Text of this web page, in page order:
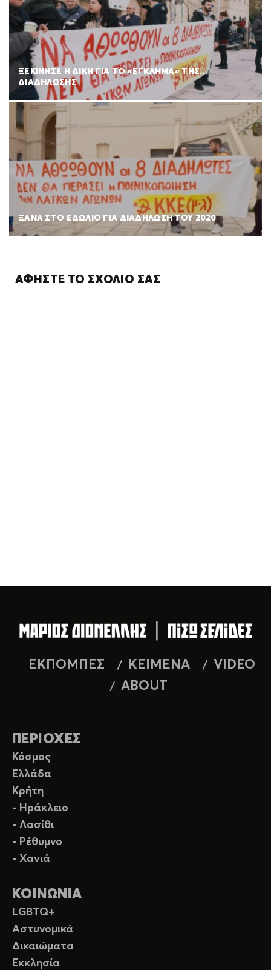
ΞΕΚΙΝΗΣΕ Η ΔΙΚΗ ΓΙΑ ΤΟ «ΕΓΚΛΗΜΑ» ΤΗΣ…
ΔΙΑΔΗΛΩΣΗΣ
ΞΑΝΑ ΣΤΟ ΕΔΩΛΙΟ ΓΙΑ ΔΙΑΔΗΛΩΣΗ ΤΟΥ 2020
ΑΦΉΣΤΕ ΤΟ ΣΧΌΛΙΌ ΣΑΣ
ΕΚΠΟΜΠΕΣ ΚΕΙΜΕΝΑ
VIDEO
ABOUT
ΠΕΡΙΟΧΕΣ
Κόσμος
Ελλάδα
Κρήτη
- Ηράκλειο
- Λασίθι
- Ρέθυμνο
- Χανιά
ΚΟΙΝΩΝΙΑ
LGBTQ+
Αστυνομικά
Δικαιώματα
Εκκλησία